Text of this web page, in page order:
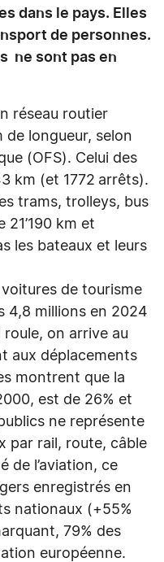
dans le pays. Elles
de personnes.
ne sont pas en
réseau routier
de longueur, selon
(OFS). Celui des
km (et 1772 arrêts).
trams, trolleys, bus
km et
les bateaux et leurs
de tourisme
4,8 millions en 2024
on arrive au
aux déplacements
montrent que la
est de 26% et
ne représente
par rail, route, câble
de l’aviation, ce
enregistrés en
nationaux (+55%
79% des
européenne.